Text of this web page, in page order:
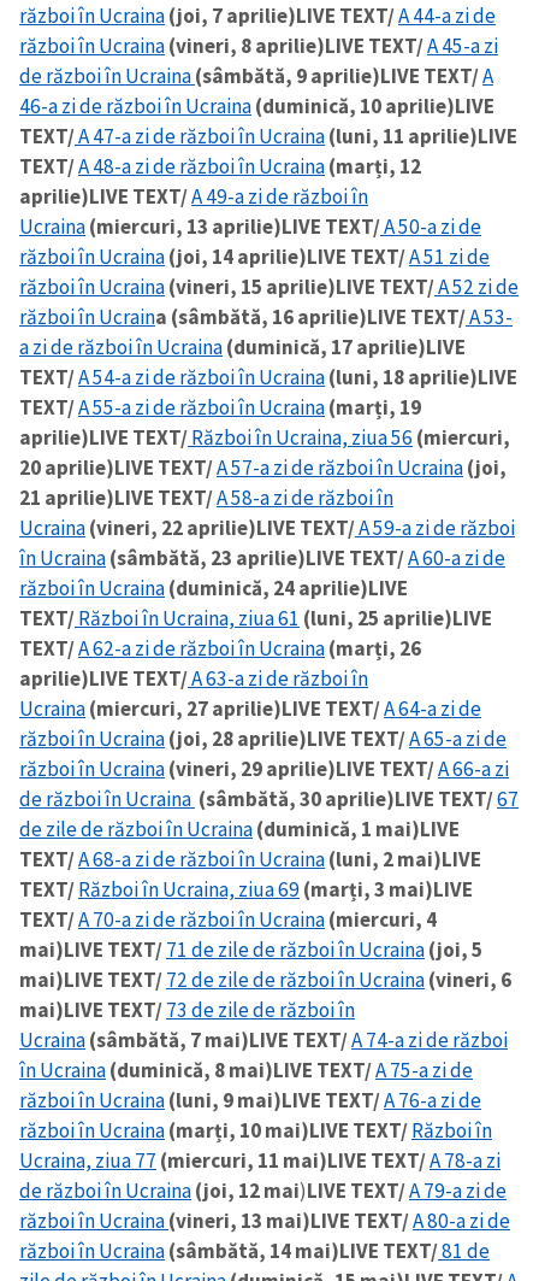
război în Ucraina(joi, 7 aprilie)LIVE TEXT/A 44-a zi de
război în Ucraina(vineri, 8 aprilie)LIVE TEXT/A 45-a zi
de război în Ucraina(sâmbătă, 9 aprilie)LIVE TEXT/A
46-a zi de război în Ucraina(duminică, 10 aprilie)LIVE
TEXT/A 47-a zi de război în Ucraina(luni, 11 aprilie)LIVE
TEXT/A 48-a zi de război în Ucraina(marți, 12
aprilie)LIVE TEXT/A 49-a zi de război în
Ucraina(miercuri, 13 aprilie)LIVE TEXT/A 50-a zi de
război în Ucraina(joi, 14 aprilie)LIVE TEXT/A 51 zi de
război în Ucraina(vineri, 15 aprilie)LIVE TEXT/A 52 zi de
război în Ucraina (sâmbătă, 16 aprilie)LIVE TEXT/A 53-
a zi de război în Ucraina(duminică, 17 aprilie)LIVE
TEXT/A 54-a zi de război în Ucraina(luni, 18 aprilie)LIVE
TEXT/A 55-a zi de război în Ucraina(marți, 19
aprilie)LIVE TEXT/Război în Ucraina, ziua 56 (miercuri,
20 aprilie)LIVE TEXT/A 57-a zi de război în Ucraina(joi,
21 aprilie)LIVE TEXT/A 58-a zi de război în
Ucraina(vineri, 22 aprilie)LIVE TEXT/A 59-a zi de război
în Ucraina(sâmbătă, 23 aprilie)LIVE TEXT/A 60-a zi de
război în Ucraina(duminică, 24 aprilie)LIVE
TEXT/Război în Ucraina, ziua 61 (luni, 25 aprilie)LIVE
TEXT/A 62-a zi de război în Ucraina(marți, 26
aprilie)LIVE TEXT/A 63-a zi de război în
Ucraina(miercuri, 27 aprilie)LIVE TEXT/A 64-a zi de
război în Ucraina(joi, 28 aprilie)LIVE TEXT/A 65-a zi de
război în Ucraina(vineri, 29 aprilie)LIVE TEXT/A 66-a zi
de război în Ucraina (sâmbătă, 30 aprilie)LIVE TEXT/67
de zile de război în Ucraina(duminică, 1 mai)LIVE
TEXT/A 68-a zi de război în Ucraina(luni, 2 mai)LIVE
TEXT/Război în Ucraina, ziua 69(marți, 3 mai)LIVE
TEXT/A 70-a zi de război în Ucraina(miercuri, 4
mai)LIVE TEXT/71 de zile de război în Ucraina(joi, 5
mai)LIVE TEXT/72 de zile de război în Ucraina(vineri, 6
mai)LIVE TEXT/73 de zile de război în
Ucraina(sâmbătă, 7 mai)LIVE TEXT/A 74-a zi de război
în Ucraina(duminică, 8 mai)LIVE TEXT/A 75-a zi de
război în Ucraina(luni, 9 mai)LIVE TEXT/A 76-a zi de
război în Ucraina(marți, 10 mai)LIVE TEXT/Război în
Ucraina, ziua 77 (miercuri, 11 mai)LIVE TEXT/A 78-a zi
de război în Ucraina(joi, 12 mai)LIVE TEXT/A 79-a zi de
război în Ucraina(vineri, 13 mai)LIVE TEXT/A 80-a zi de
război în Ucraina(sâmbătă, 14 mai)LIVE TEXT/81 de
ȘTIREA MEA
Titlu știre
+ Adaugă titlu
Fotografie
+ Încarcă imagine
Link media
+ Link media
Mesajul știrei
+ Mesajul știrei